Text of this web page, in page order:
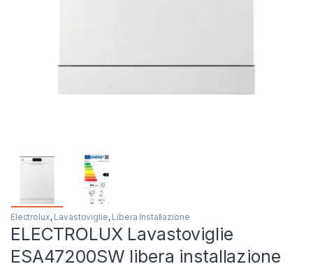
Electrolux, Lavastoviglie, Libera Installazione
ELECTROLUX Lavastoviglie
ESA47200SW libera installazione